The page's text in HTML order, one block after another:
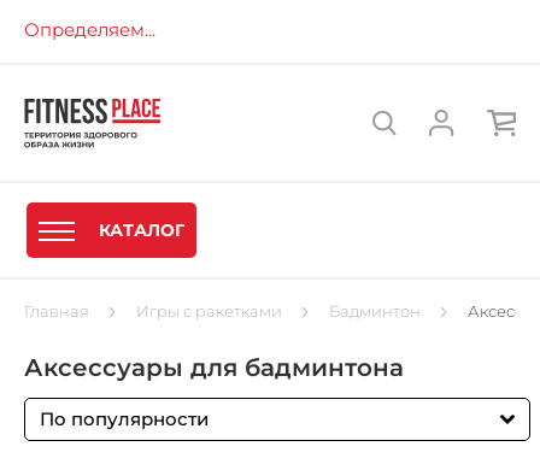
Определяем...
КАТАЛОГ
Главная Игры с ракетками Бадминтон
Аксессуары для бадминтона
По популярности